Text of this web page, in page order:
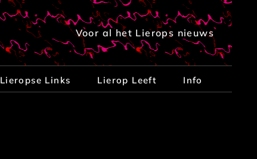
Voor al het Lierops nieuws
Lieropse Links Lierop Leeft Info